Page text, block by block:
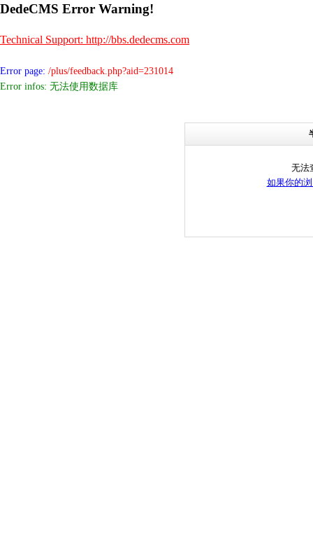
DedeCMS Error Warning!
Technical Support: http://bbs.dedecms.com
Error page: /plus/feedback.php?aid=231014
Error infos: 无法使用数据库
无法
如果你的